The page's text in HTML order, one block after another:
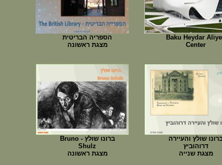
הספריה הבריטית
מצגת ראשונה
Baku Heydar
Center
ברונו שולץ - Bruno
Shulz
מצגת ראשונה
שולץ והעיירה
דרוהוביץ
מצגת שנייה